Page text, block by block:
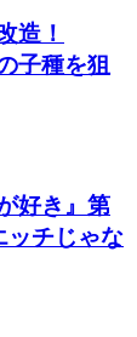
造！
子種を狙
好き』第
ッチじゃな